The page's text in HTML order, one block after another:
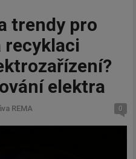
trendy pro
recyklaci
elektra
REMA 0